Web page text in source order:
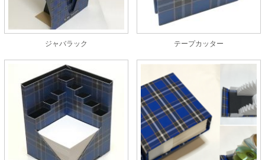
ジャバラック テープカッター